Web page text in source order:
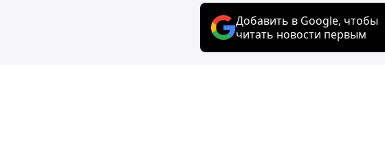
Добавить в Google, чтобы
читать новости первым